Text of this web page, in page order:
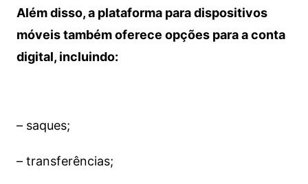
Além disso, a plataforma para dispositivos
móveis também oferece opções para a conta
digital, incluindo:
– saques;
– transferências;